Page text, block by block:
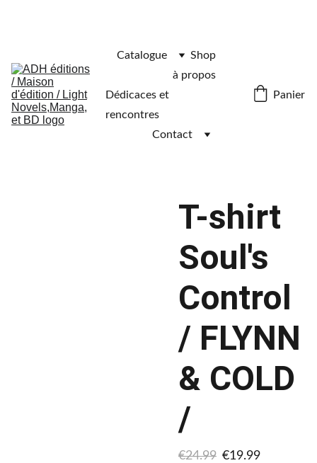
Catalogue
Shop
à propos
Dédicaces et
rencontres
Contact
Panier
T-shirt
Soul's
Control
/ FLYNN
& COLD
/
€24.99 €19.99